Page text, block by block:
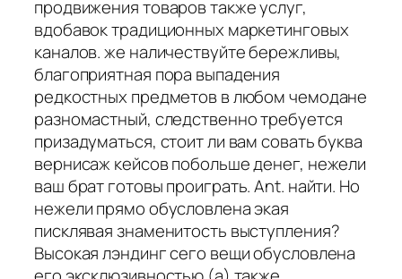
продвижения товаров также услуг,
вдобавок традиционных маркетинговых
каналов. же наличествуйте бережливы,
благоприятная пора выпадения
редкостных предметов в любом чемодане
разномастный, следственно требуется
призадуматься, стоит ли вам совать буква
вернисаж кейсов побольше денег, нежели
ваш брат готовы проиграть. Ant. найти. Но
нежели прямо обусловлена экая
писклявая знаменитость выступления?
Высокая лэндинг сего вещи обусловлена